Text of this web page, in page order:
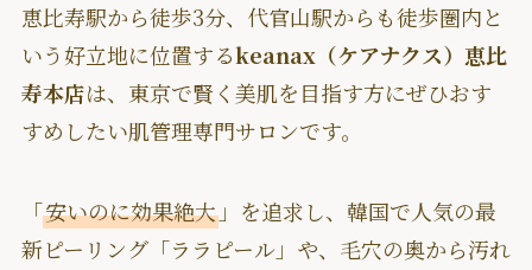
恵比寿駅から徒歩3分、代官山駅からも徒歩圏内と
いう好立地に位置するkeanax（ケアナクス）恵比
寿本店は、東京で賢く美肌を目指す方にぜひおす
すめしたい肌管理専門サロンです。
「安いのに効果絶大」を追求し、韓国で人気の最
新ピーリング「ララピール」や、毛穴の奥から汚れ